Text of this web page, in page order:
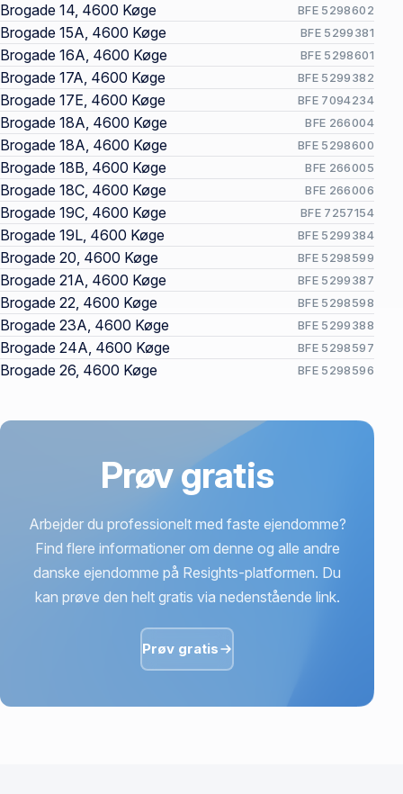
Brogade 14, 4600 Køge BFE 5298602
Brogade 15A, 4600 Køge BFE 5299381
Brogade 16A, 4600 Køge BFE 5298601
Brogade 17A, 4600 Køge BFE 5299382
Brogade 17E, 4600 Køge BFE 7094234
Brogade 18A, 4600 Køge BFE 266004
Brogade 18A, 4600 Køge BFE 5298600
Brogade 18B, 4600 Køge BFE 266005
Brogade 18C, 4600 Køge BFE 266006
Brogade 19C, 4600 Køge BFE 7257154
Brogade 19L, 4600 Køge BFE 5299384
Brogade 20, 4600 Køge BFE 5298599
Brogade 21A, 4600 Køge BFE 5299387
Brogade 22, 4600 Køge BFE 5298598
Brogade 23A, 4600 Køge BFE 5299388
Brogade 24A, 4600 Køge BFE 5298597
Brogade 26, 4600 Køge BFE 5298596
Prøv gratis
Arbejder du professionelt med faste ejendomme?
Find flere informationer om denne og alle andre
danske ejendomme på Resights-platformen. Du
kan prøve den helt gratis via nedenstående link.
Prøv gratis